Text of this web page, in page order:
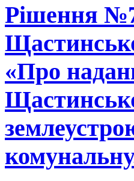
Рішення
«Про